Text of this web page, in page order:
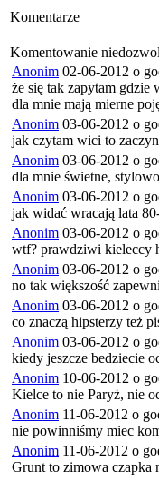
Komentarze
Komentowanie
Anonim 02-06-2012 o
że się tak zapytam
dla mnie mają mierne
Anonim 03-06-2012 o
jak czytam wici to
Anonim 03-06-2012 o
dla mnie świetne,
Anonim 03-06-2012 o
jak widać wracają lata
Anonim 03-06-2012 o
wtf? prawdziwi kieleccy
Anonim 03-06-2012 o
no tak większość
Anonim 03-06-2012 o
co znaczą hipsterzy też
Anonim 03-06-2012 o
kiedy jeszcze bedziecie
Anonim 10-06-2012 o
Kielce to nie Paryż, nie
Anonim 11-06-2012 o
nie powinniśmy miec
Anonim 11-06-2012 o
Grunt to zimowa czapka